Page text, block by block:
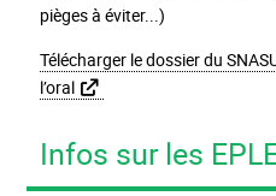
pièges à éviter...)
Télécharger le dossier du
l’oral
infos sur les